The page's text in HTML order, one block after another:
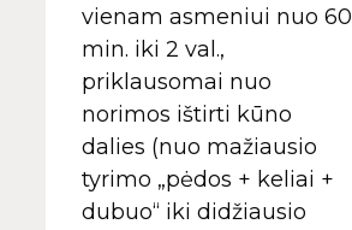
vienam asmeniui nuo 60
min. iki 2 val.,
priklausomai nuo
norimos ištirti kūno
dalies (nuo mažiausio
tyrimo „pėdos + keliai +
dubuo“ iki didžiausio